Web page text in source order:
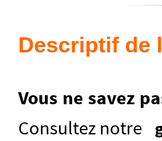
Descriptif de
Vous ne savez
Consultez notre